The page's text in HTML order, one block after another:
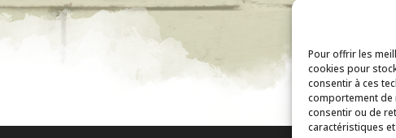
Pour offrir les
cookies pour
consentir à ces
comportement de
consentir ou de
caractéristiques